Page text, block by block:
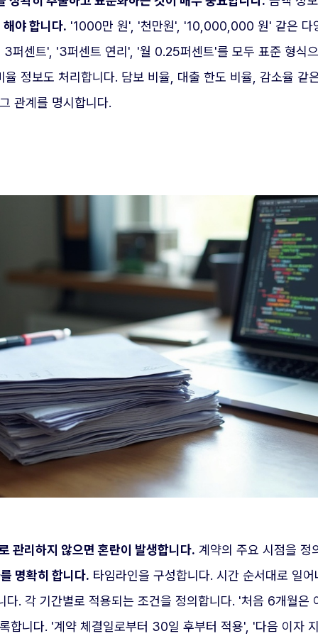
야 합니다. '1000만 원', '천만원', '10,000,000 원' 같은 다
퍼센트', '3퍼센트 연리', '월 0.25퍼센트'를 모두 표준 형식
정보도 처리합니다. 담보 비율, 대출 한도 비율, 감소율 같
관계를 명시합니다.
관리하지 않으면 혼란이 발생합니다. 계약의 주요 시점을 정
명확히 합니다. 타임라인을 구성합니다. 시간 순서대로 일
. 각 기간별로 적용되는 조건을 정의합니다. '처음 6개월
합니다. '계약 체결일로부터 30일 후부터 적용', '다음 이자